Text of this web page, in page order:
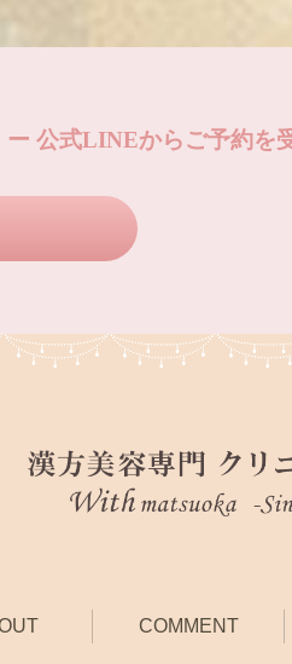
ー 公式LINEからご予約を
COMMENT